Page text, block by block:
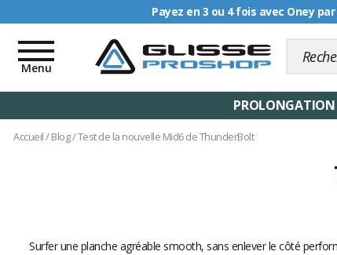
Payez en 3 ou 4 fois avec Oney
Livraison offerte
Toggle
navigation
Menu
PROLONGATION
Accueil/Blog/Test de la nouvelle Mid6 de ThunderBolt
Surfer une planche agréable smooth, sans enlever le côté